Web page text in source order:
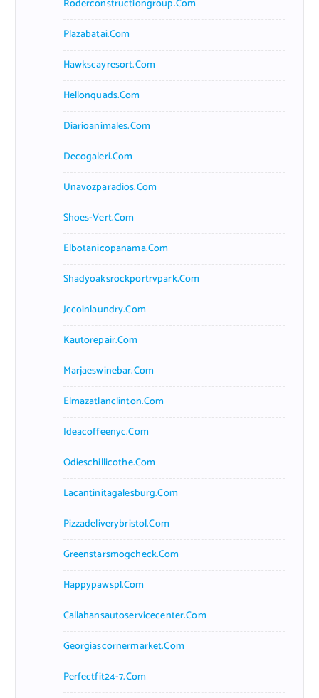
Roderconstructiongroup.com
Plazabatai.com
Hawkscayresort.com
Hellonquads.com
Diarioanimales.com
Decogaleri.com
Unavozparadios.com
Shoes-Vert.com
Elbotanicopanama.com
Shadyoaksrockportrvpark.com
Jccoinlaundry.com
Kautorepair.com
Marjaeswinebar.com
Elmazatlanclinton.com
Ideacoffeenyc.com
Odieschillicothe.com
Lacantinitagalesburg.com
Pizzadeliverybristol.com
Greenstarsmogcheck.com
Happypawspl.com
Callahansautoservicecenter.com
Georgiascornermarket.com
Perfectfit24-7.com